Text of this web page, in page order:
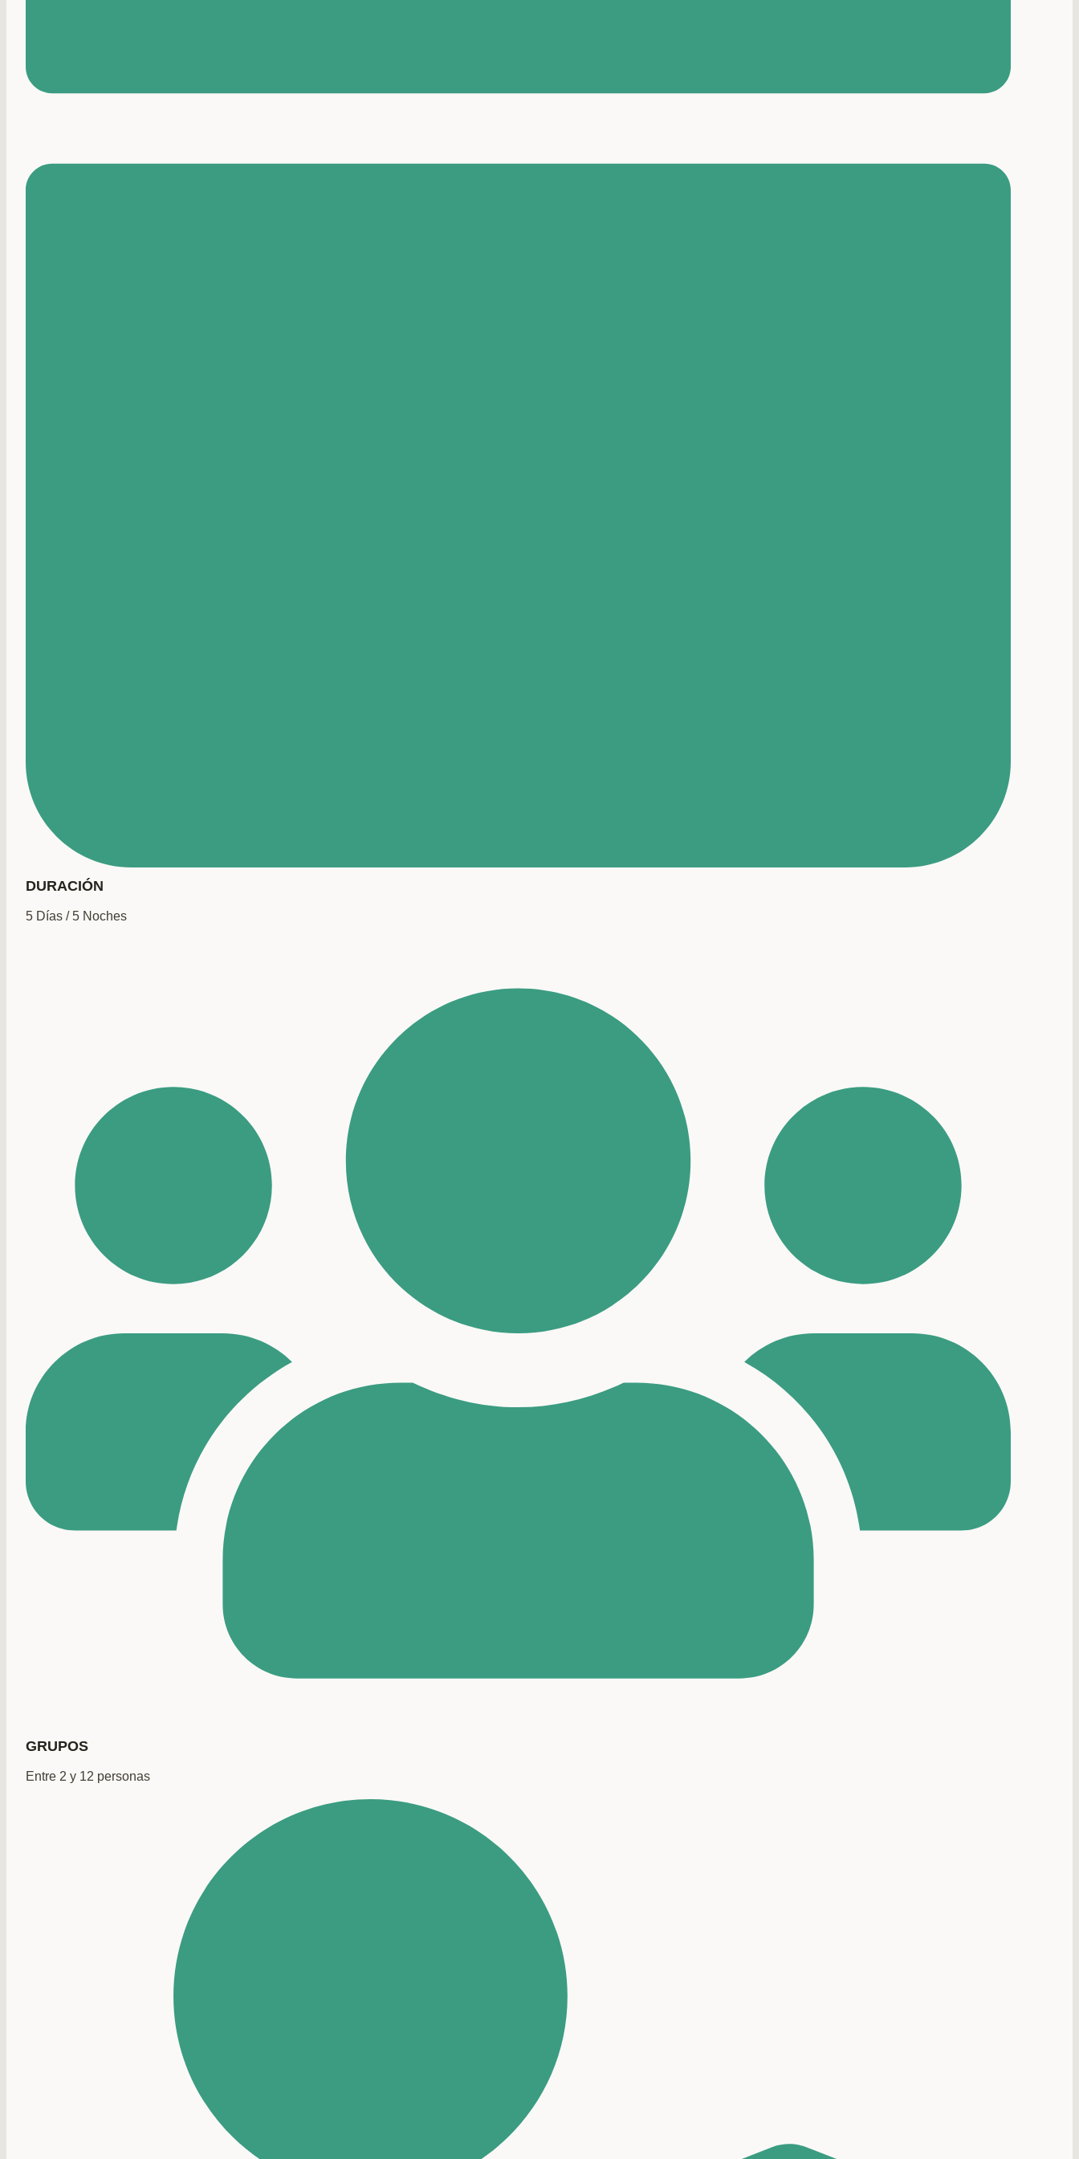
DURACIÓN
5 Días / 5 Noches
GRUPOS
Entre 2 y 12 personas